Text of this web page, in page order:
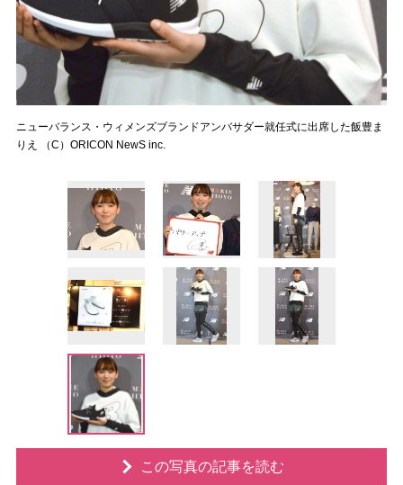
ニューバランス・ウィメンズブランドアンバサダー就任式に出席した飯豊ま
りえ （C）ORICON NewS inc.
この写真の記事を読む